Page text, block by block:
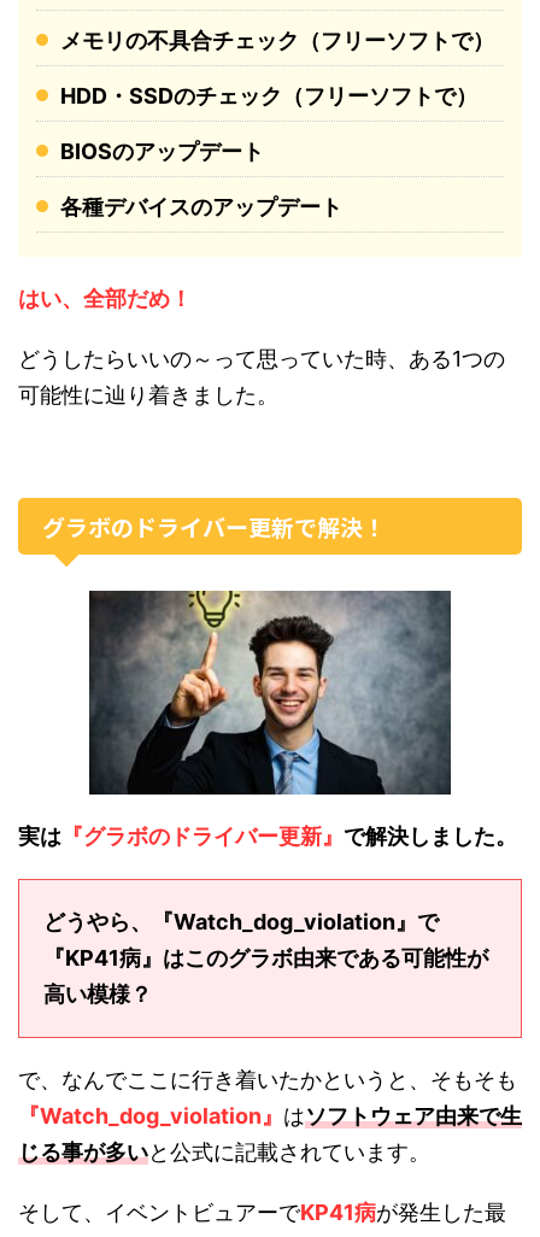
メモリの不具合チェック（フリーソフトで）
HDD・SSDのチェック（フリーソフトで）
BIOSのアップデート
各種デバイスのアップデート
はい、全部だめ！
どうしたらいいの～って思っていた時、ある1つの
可能性に辿り着きました。
グラボのドライバー更新で解決！
実は 『グラボのドライバー更新』 で解決しました。
どうやら、『Watch_dog_violation』で
『KP41病』はこのグラボ由来である可能性が
高い模様？
で、なんでここに行き着いたかというと、そもそも
『Watch_dog_violation』 はソフトウェア由来で生
じる事が多いと公式に記載されています。
そして、イベントビュアーでKP41病が発生した最